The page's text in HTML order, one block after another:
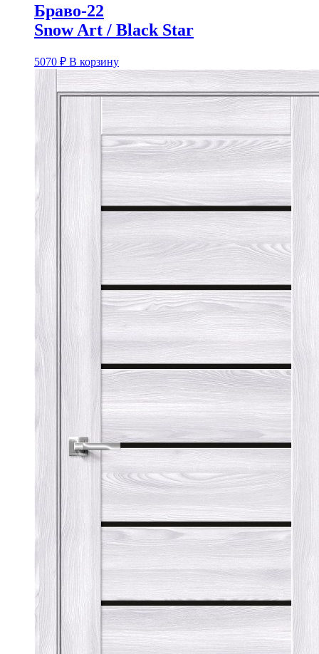
Браво-22
Snow Art / Black Star
5070 ₽ В корзину